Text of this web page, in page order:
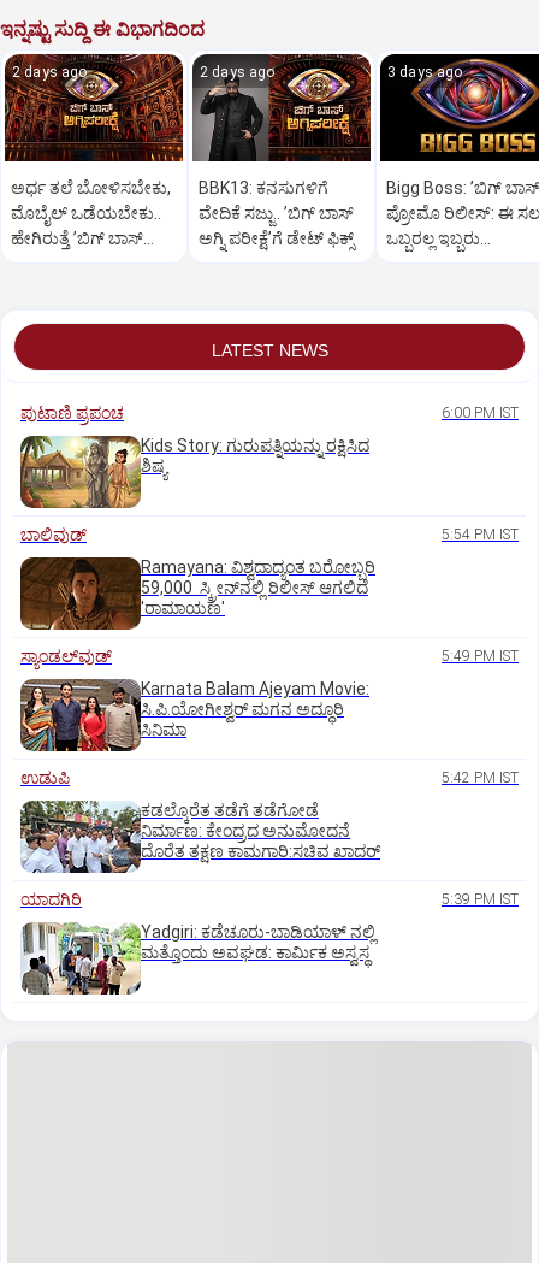
ಇನ್ನಷ್ಟು ಸುದ್ದಿ ಈ ವಿಭಾಗದಿಂದ
2 days ago
ಅರ್ಧ ತಲೆ ಬೋಳಿಸಬೇಕು,
ಮೊಬೈಲ್‌ ಒಡೆಯಬೇಕು..
ಹೇಗಿರುತ್ತೆ ‌ʼಬಿಗ್ ಬಾಸ್‌
2 days ago
BBK13: ಕನಸುಗಳಿಗೆ
ವೇದಿಕೆ ಸಜ್ಜು.. ʼಬಿಗ್‌ ಬಾಸ್‌
ಅಗ್ನಿ ಪರೀಕ್ಷೆʼಗೆ ಡೇಟ್‌ ಫಿಕ್ಸ್
3 days ago
Bigg Boss: ʼಬಿಗ್‌
ಪ್ರೋಮೊ ರಿಲೀಸ್:‌ ಈ ಸಲ
ಒಬ್ಬರಲ್ಲ ಇಬ್ಬರು
LATEST NEWS
ಪುಟಾಣಿ ಪ್ರಪಂಚ 6:00 PM IST
Kids Story: ಗುರುಪತ್ನಿಯನ್ನು ರಕ್ಷಿಸಿದ
ಶಿಷ್ಯ
ಬಾಲಿವುಡ್‌ 5:54 PM IST
Ramayana: ವಿಶ್ವದಾದ್ಯಂತ ಬರೋಬ್ಬರಿ
59,000 ಸ್ಕ್ರೀನ್‌ನಲ್ಲಿ ರಿಲೀಸ್‌ ಆಗಲಿದೆ
'ರಾಮಾಯಣ'
ಸ್ಯಾಂಡಲ್‌ವುಡ್‌ 5:49 PM IST
Karnata Balam Ajeyam Movie:
ಸಿ.ಪಿ.ಯೋಗೀಶ್ವರ್‌ ಮಗನ ಅದ್ಧೂರಿ
ಸಿನಿಮಾ
ಉಡುಪಿ 5:42 PM IST
ಕಡಲ್ಕೊರೆತ ತಡೆಗೆ ತಡೆಗೋಡೆ
ನಿರ್ಮಾಣ: ಕೇಂದ್ರದ ಅನುಮೋದನೆ
ದೊರೆತ ತಕ್ಷಣ ಕಾಮಗಾರಿ:ಸಚಿವ ಖಾದರ್
ಯಾದಗಿರಿ 5:39 PM IST
Yadgiri: ಕಡೆಚೂರು-ಬಾಡಿಯಾಳ್ ನಲ್ಲಿ
ಮತ್ತೊಂದು ಅವಘಡ: ಕಾರ್ಮಿಕ ಅಸ್ವಸ್ಥ